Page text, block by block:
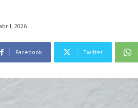
2026
Facebook Twitter